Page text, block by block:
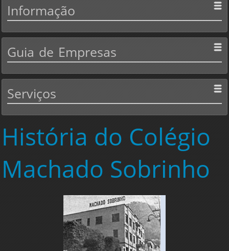
Informação
Guia de Empresas
Serviços
História do Colégio
Machado Sobrinho